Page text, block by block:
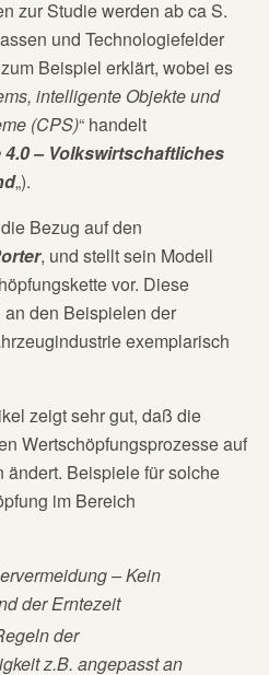
zur Studie werden ab ca S.
und Technologiefelder
Beispiel erklärt, wobei es
intelligente Objekte und
(CPS)“ handelt
– Volkswirtschaftliches
„).
Bezug auf den
, und stellt sein Modell
vor. Diese
den Beispielen der
exemplarisch
zeigt sehr gut, daß die
Wertschöpfungsprozesse auf
Beispiele für solche
im Bereich
– Kein
der Erntezeit
der
z.B. angepasst an